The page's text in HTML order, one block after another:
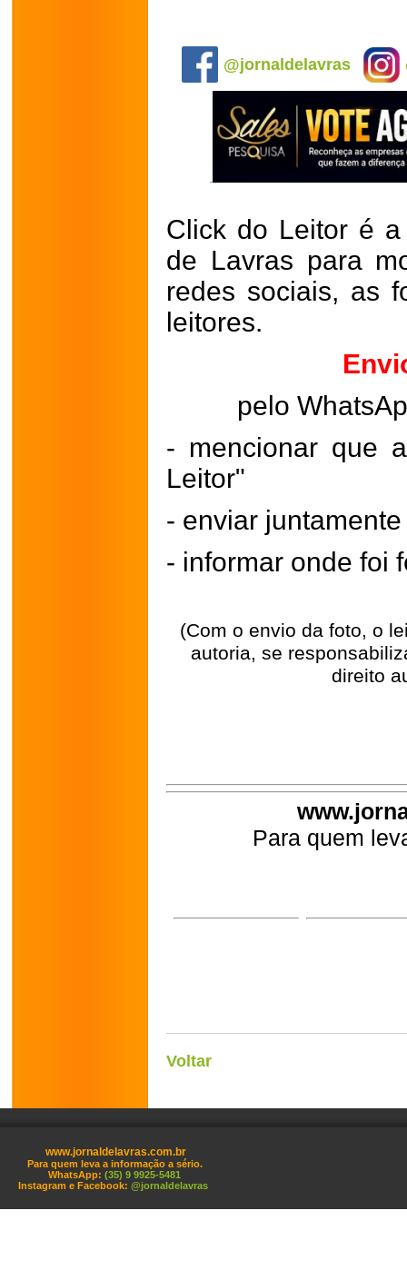
@jornaldelavras
Click do Leitor é
de Lavras para
redes sociais, as
leitores.
pelo
- mencionar que
Leitor"
- enviar
- informar onde foi
(Com o envio da foto, o
autoria, se
direito
Para quem
Voltar
www.jornaldelavras.com.br
Para quem leva a informação a sério.
WhatsApp: (35) 9 9925-5481
Instagram e Facebook: @jornaldelavras